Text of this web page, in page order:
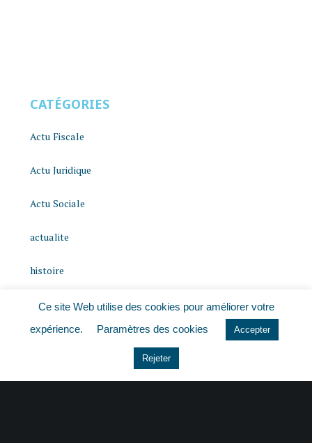
CATÉGORIES
Actu Fiscale
Actu Juridique
Actu Sociale
actualite
histoire
Le coin du dirigeant
Non classé
Ce site Web utilise des cookies pour améliorer votre
expérience.
Paramètres des cookies Accepter
Rejeter